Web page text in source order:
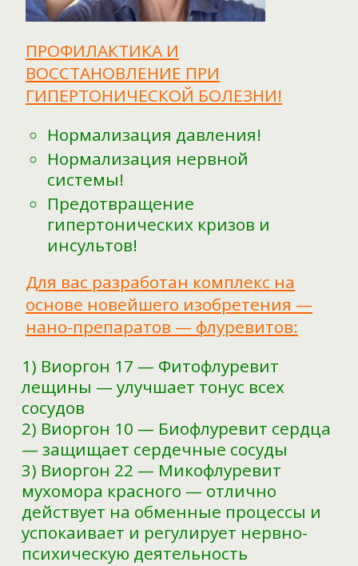
ПРОФИЛАКТИКА И
ВОССТАНОВЛЕНИЕ ПРИ
ГИПЕРТОНИЧЕСКОЙ БОЛЕЗНИ!
Нормализация давления!
Нормализация нервной
системы!
Предотвращение
гипертонических кризов и
инсультов!
Для вас разработан комплекс на
основе новейшего изобретения —
нано-препаратов — флуревитов:
1) Виоргон 17 — Фитофлуревит
лещины — улучшает тонус всех
сосудов
2) Виоргон 10 — Биофлуревит сердца
— защищает сердечные сосуды
3) Виоргон 22 — Микофлуревит
мухомора красного — отлично
действует на обменные процессы и
успокаивает и регулирует нервно-
психическую деятельность